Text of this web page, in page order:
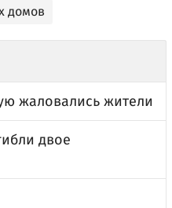
домов
жаловались жители
двое